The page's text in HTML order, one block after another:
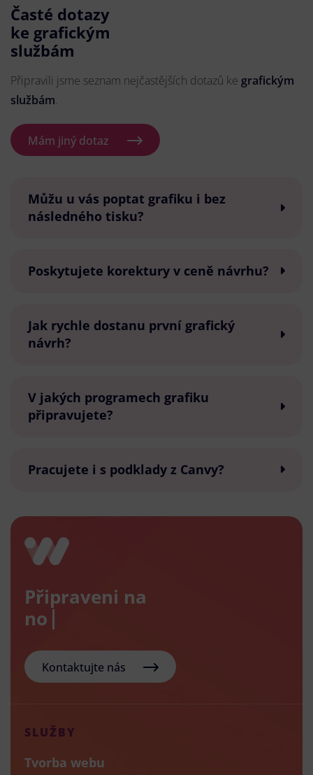
Časté dotazy
ke grafickým
službám
Připravili jsme seznam nejčastějších dotazů ke grafickým
službám.
Mám jiný dotaz
Můžu u vás poptat grafiku i bez
následného tisku?
Poskytujete korektury v ceně návrhu?
Jak rychle dostanu první grafický
návrh?
V jakých programech grafiku
připravujete?
Pracujete i s podklady z Canvy?
Připraveni na
nový e
Kontaktujte nás
SLUŽBY
Tvorba webu